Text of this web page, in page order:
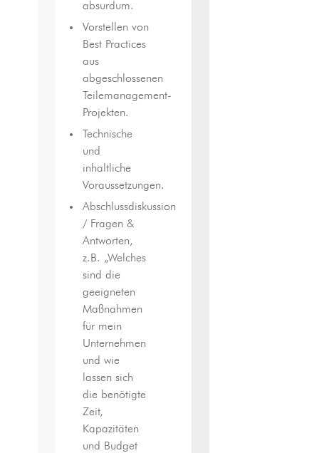
absurdum.
Vorstellen von
Best Practices
aus
abgeschlossenen
Teilemanagement-
Projekten.
Technische
und
inhaltliche
Voraussetzungen.
Abschlussdiskussion
/ Fragen &
Antworten,
z.B. „Welches
sind die
geeigneten
Maßnahmen
für mein
Unternehmen
und wie
lassen sich
die benötigte
Zeit,
Kapazitäten
und Budget